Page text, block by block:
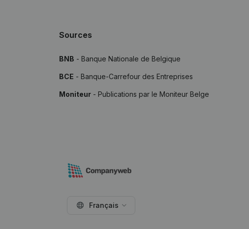
Sources
BNB - Banque Nationale de Belgique
BCE - Banque-Carrefour des Entreprises
Moniteur - Publications par le Moniteur Belge
Français